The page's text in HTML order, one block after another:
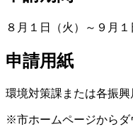
８月１日（火）～９月１
申請用紙
環境対策課または各振興
※市ホームページからダ